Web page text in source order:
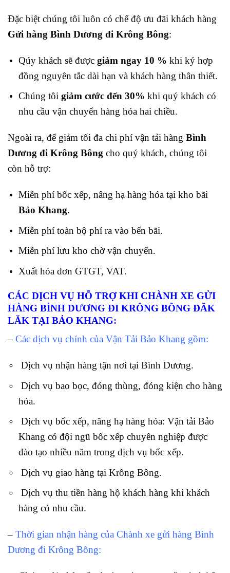
Đặc biệt chúng tôi luôn có chế độ ưu đãi khách hàng
Gửi hàng Bình Dương đi Krông Bông:
Qúy khách sẽ được giảm ngay 10 % khi ký hợp
đồng nguyên tắc dài hạn và khách hàng thân thiết.
Chúng tôi giảm cước đến 30% khi quý khách có
nhu cầu vận chuyển hàng hóa hai chiều.
Ngoài ra, để giảm tối đa chi phí vận tải hàng Bình
Dương đi Krông Bông cho quý khách, chúng tôi
còn hỗ trợ:
Miễn phí bốc xếp, nâng hạ hàng hóa tại kho bãi
Bảo Khang.
Miễn phí toàn bộ phí ra vào bến bãi.
Miễn phí lưu kho chờ vận chuyển.
Xuất hóa đơn GTGT, VAT.
CÁC DỊCH VỤ HỖ TRỢ KHI CHÀNH XE GỬI
HÀNG BÌNH DƯƠNG ĐI KRÔNG BÔNG ĐĂK
LĂK TẠI BẢO KHANG:
– Các dịch vụ chính của Vận Tải Bảo Khang gồm:
Dịch vụ nhận hàng tận nơi tại Bình Dương.
Dịch vụ bao bọc, đóng thùng, đóng kiện cho hàng
hóa.
Dịch vụ bốc xếp, nâng hạ hàng hóa: Vận tải Bảo
Khang có đội ngũ bốc xếp chuyên nghiệp được
đào tạo nhiều năm trong dịch vụ bốc xếp.
Dịch vụ giao hàng tại Krông Bông.
Dịch vụ thu tiền hàng hộ khách hàng khi khách
hàng có nhu cầu.
– Thời gian nhận hàng của Chành xe gửi hàng Bình
Dương đi Krông Bông: